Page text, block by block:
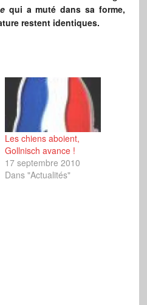
qui a muté dans sa forme,
restent identiques.
Les chiens aboient,
Gollnisch avance !
17 septembre 2010
Dans "Actualités"